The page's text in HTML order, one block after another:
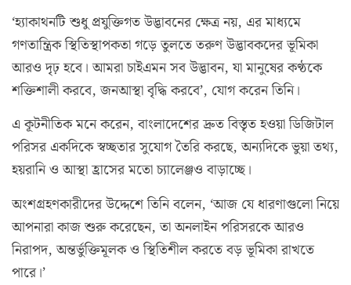
‘হ্যাকাথনটি শুধু প্রযুক্তিগত উদ্ভাবনের ক্ষেত্র নয়, এর মাধ্যমে
গণতান্ত্রিক স্থিতিস্থাপকতা গড়ে তুলতে তরুণ উদ্ভাবকদের ভূমিকা
আরও দৃঢ় হবে। আমরা চাইএমন সব উদ্ভাবন, যা মানুষের কণ্ঠকে
শক্তিশালী করবে, জনআস্থা বৃদ্ধি করবে’, যোগ করেন তিনি।
এ কূটনীতিক মনে করেন, বাংলাদেশের দ্রুত বিস্তৃত হওয়া ডিজিটাল
পরিসর একদিকে স্বচ্ছতার সুযোগ তৈরি করছে, অন্যদিকে ভুয়া তথ্য,
হয়রানি ও আস্থা হ্রাসের মতো চ্যালেঞ্জও বাড়াচ্ছে।
অংশগ্রহণকারীদের উদ্দেশে তিনি বলেন, ‘আজ যে ধারণাগুলো নিয়ে
আপনারা কাজ শুরু করেছেন, তা অনলাইন পরিসরকে আরও
নিরাপদ, অন্তর্ভুক্তিমূলক ও স্থিতিশীল করতে বড় ভূমিকা রাখতে
পারে।’